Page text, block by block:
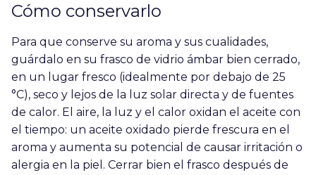
Cómo conservarlo
Para que conserve su aroma y sus cualidades,
guárdalo en su frasco de vidrio ámbar bien cerrado,
en un lugar fresco (idealmente por debajo de 25
°C), seco y lejos de la luz solar directa y de fuentes
de calor. El aire, la luz y el calor oxidan el aceite con
el tiempo: un aceite oxidado pierde frescura en el
aroma y aumenta su potencial de causar irritación o
alergia en la piel. Cerrar bien el frasco después de